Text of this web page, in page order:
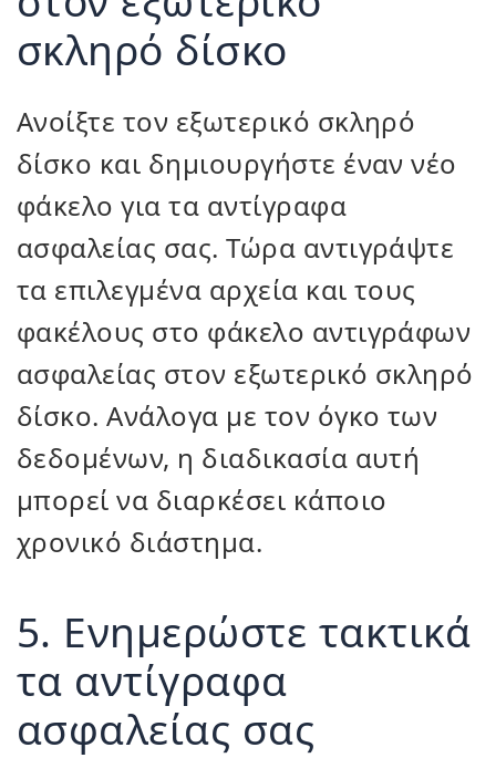
σκληρό δίσκο
Ανοίξτε τον εξωτερικό σκληρό
δίσκο και δημιουργήστε έναν νέο
φάκελο για τα αντίγραφα
ασφαλείας σας. Τώρα αντιγράψτε
τα επιλεγμένα αρχεία και τους
φακέλους στο φάκελο αντιγράφων
ασφαλείας στον εξωτερικό σκληρό
δίσκο. Ανάλογα με τον όγκο των
δεδομένων, η διαδικασία αυτή
μπορεί να διαρκέσει κάποιο
χρονικό διάστημα.
5. Ενημερώστε τακτικά
τα αντίγραφα
ασφαλείας σας